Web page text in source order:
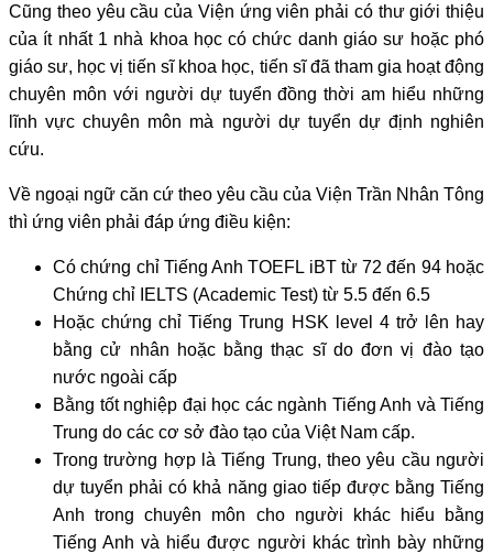
Cũng theo yêu cầu của Viện ứng viên phải có thư giới thiệu
của ít nhất 1 nhà khoa học có chức danh giáo sư hoặc phó
giáo sư, học vị tiến sĩ khoa học, tiến sĩ đã tham gia hoạt động
chuyên môn với người dự tuyển đồng thời am hiểu những
lĩnh vực chuyên môn mà người dự tuyển dự định nghiên
cứu.
Về ngoại ngữ căn cứ theo yêu cầu của Viện Trần Nhân Tông
thì ứng viên phải đáp ứng điều kiện:
Có chứng chỉ Tiếng Anh TOEFL iBT từ 72 đến 94 hoặc
Chứng chỉ IELTS (Academic Test) từ 5.5 đến 6.5
Hoặc chứng chỉ Tiếng Trung HSK level 4 trở lên hay
bằng cử nhân hoặc bằng thạc sĩ do đơn vị đào tạo
nước ngoài cấp
Bằng tốt nghiệp đại học các ngành Tiếng Anh và Tiếng
Trung do các cơ sở đào tạo của Việt Nam cấp.
Trong trường hợp là Tiếng Trung, theo yêu cầu người
dự tuyển phải có khả năng giao tiếp được bằng Tiếng
Anh trong chuyên môn cho người khác hiểu bằng
Tiếng Anh và hiểu được người khác trình bày những